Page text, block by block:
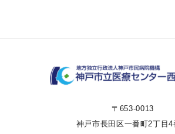
〒653-0013
神戸市長田区一番町2丁目4